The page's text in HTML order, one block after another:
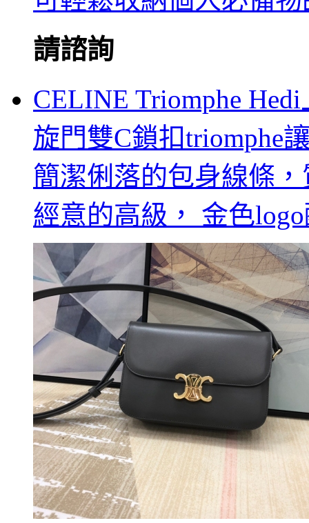
請諮詢
CELINE Triomphe
旋門雙C鎖扣triomphe
簡潔俐落的包身線條
經意的高級， 金色